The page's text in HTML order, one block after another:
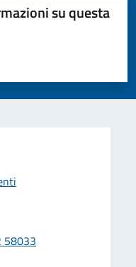
su questa
58033